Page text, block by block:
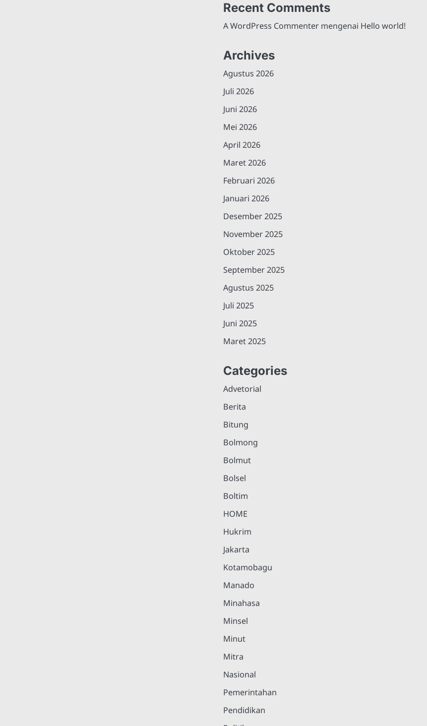
Recent Comments
A WordPress Commentermengenai Hello world!
Archives
Agustus 2026
Juli 2026
Juni 2026
Mei 2026
April 2026
Maret 2026
Februari 2026
Januari 2026
Desember 2025
November 2025
Oktober 2025
September 2025
Agustus 2025
Juli 2025
Juni 2025
Maret 2025
Categories
Advetorial
Berita
Bitung
Bolmong
Bolmut
Bolsel
Boltim
HOME
Hukrim
Jakarta
Kotamobagu
Manado
Minahasa
Minsel
Minut
Mitra
Nasional
Pemerintahan
Pendidikan